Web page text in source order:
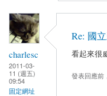
charlesc
2011-03-
11 (週五)
09:54
固定網址
Re: 國
看起來很
發表回應前